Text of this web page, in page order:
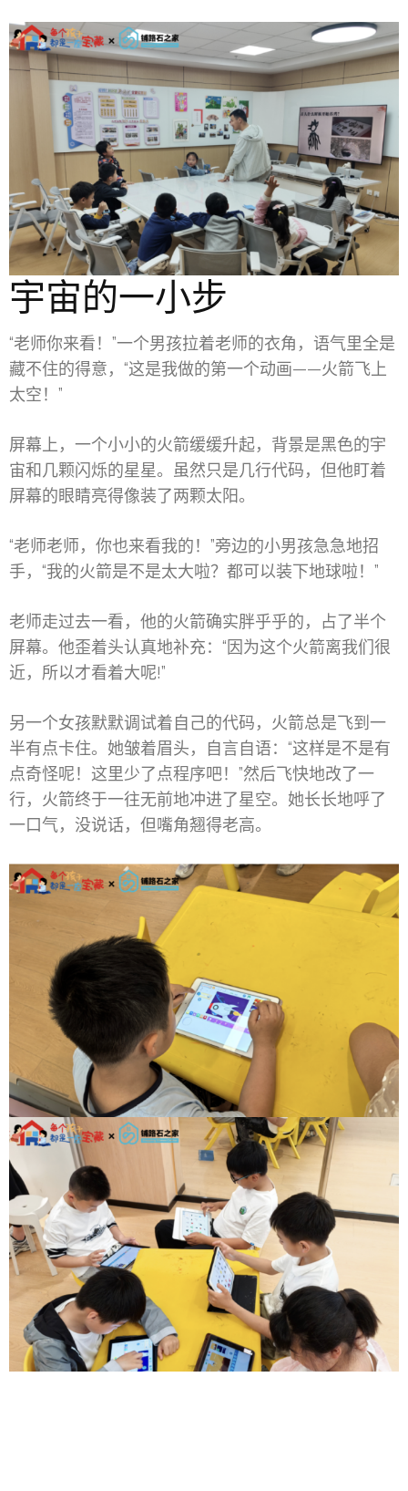
宇宙的一小步
“老师你来看！”一个男孩拉着老师的衣角，语气里全是
藏不住的得意，“这是我做的第一个动画——火箭飞上
太空！”
屏幕上，一个小小的火箭缓缓升起，背景是黑色的宇
宙和几颗闪烁的星星。虽然只是几行代码，但他盯着
屏幕的眼睛亮得像装了两颗太阳。
“老师老师，你也来看我的！”旁边的小男孩急急地招
手，“我的火箭是不是太大啦？都可以装下地球啦！”
老师走过去一看，他的火箭确实胖乎乎的，占了半个
屏幕。他歪着头认真地补充：“因为这个火箭离我们很
近，所以才看着大呢!”
另一个女孩默默调试着自己的代码，火箭总是飞到一
半有点卡住。她皱着眉头，自言自语：“这样是不是有
点奇怪呢！这里少了点程序吧！”然后飞快地改了一
行，火箭终于一往无前地冲进了星空。她长长地呼了
一口气，没说话，但嘴角翘得老高。